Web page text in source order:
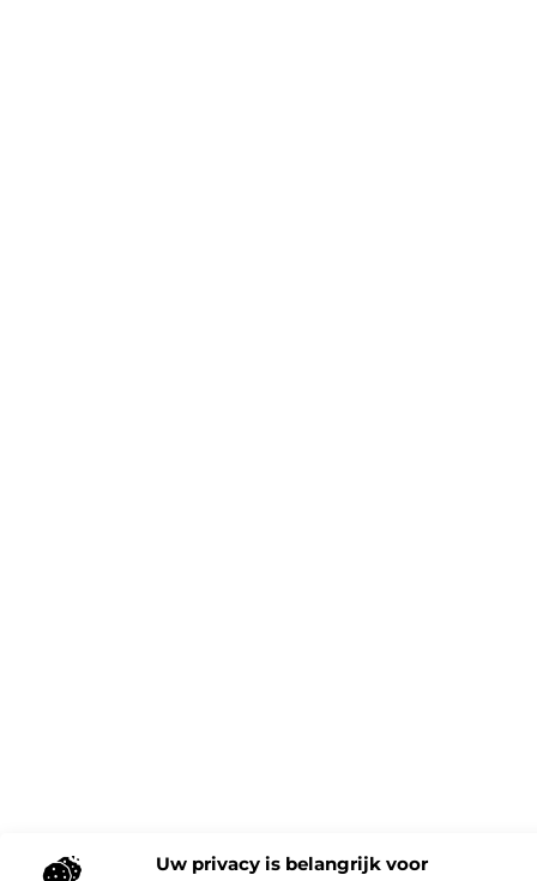
Uw privacy is belangrijk voor